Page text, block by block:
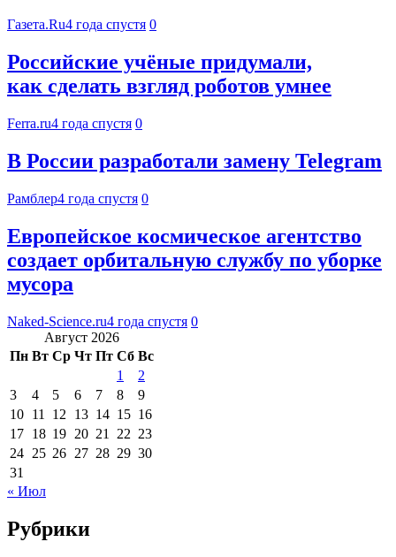
Газета.Ru4 года спустя 0
Российские учёные придумали,
как сделать взгляд роботов умнее
Ferra.ru4 года спустя 0
В России разработали замену Telegram
Рамблер4 года спустя 0
Европейское космическое агентство
создает орбитальную службу по уборке
мусора
Naked-Science.ru4 года спустя 0
Август 2026
Пн Вт Ср Чт Пт Сб Вс
1
2
3
4 5 6 7 8
9
10 11 12 13 14 15 16
17 18 19 20 21 22 23
24 25 26 27 28 29 30
31
« Июл
Рубрики